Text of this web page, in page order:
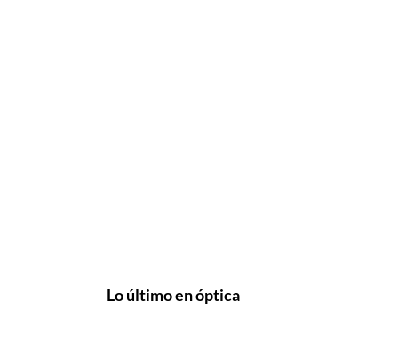
Lo último en óptica